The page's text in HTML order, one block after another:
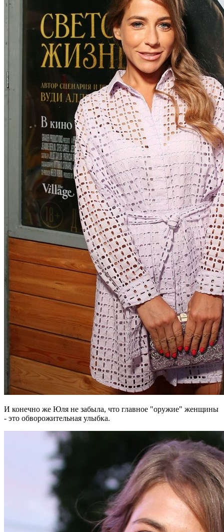
И конечно же Юля не забыла, что главное "оружие" женщины
- это обворожительная улыбка.